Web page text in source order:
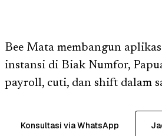
Bee Mata membangun
instansi di Biak Numfor,
payroll, cuti, dan shift dalam
Konsultasi via WhatsApp